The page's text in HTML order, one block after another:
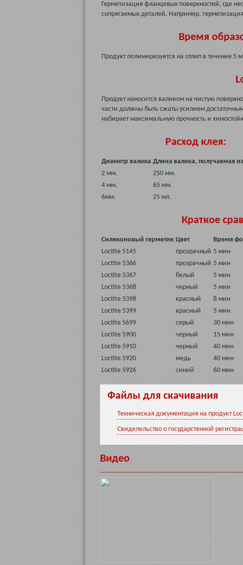
Герметизация фланцевых поверхностей, где
сопрягаемых деталей. Например,
Время
Продукт полимеризуется на отлип в течение
Продукт наносится валиком на чистую
части должны быть сжаты усилием
набирает максимальную прочность и
Расход клея:
Диаметр валика Длина валика, получаемая
2 мм.
250 мм.
4 мм.
65 мм.
6мм.
25 мл.
Краткое
Силиконовый герметик Цвет Время
Loctite 5145
прозрачный 5 мин
Loctite 5366
прозрачный 5 мин
Loctite 5367
белый 5 мин
Loctite 5368
черный 5 мин
Loctite 5398
красный 8 мин
Loctite 5399
красный 5 мин
Loctite 5699
серый 30 мин
Loctite 5900
черный 15 мин
Loctite 5910
черный 40 мин
Loctite 5920
медь 40 мин
Loctite 5926
синий 60 мин
Файлы для скачивания
Техническая документация на продукт
Свиделельство о государстенной
Видео